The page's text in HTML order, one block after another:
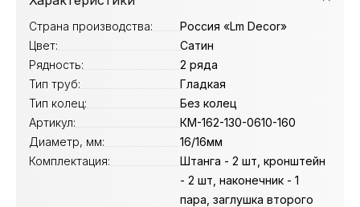
Страна производства:
Россия «Lm Decor»
Цвет:
Сатин
Рядность:
2 ряда
Тип труб:
Гладкая
Тип колец:
Без колец
Артикул:
КМ-162-130-0610-160
Диаметр, мм:
16/16мм
Комплектация:
Штанга - 2 шт, кронштейн
- 2 шт, наконечник - 1
пара, заглушка второго